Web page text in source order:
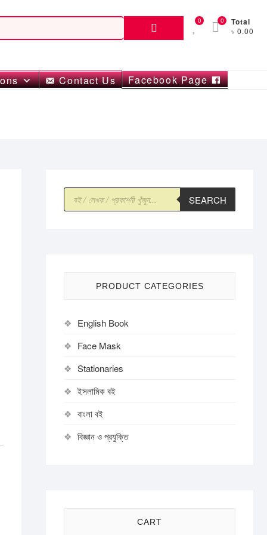
Search
0 Total
৳ 0.00
0
Contact Us Facebook Page
Products
search SEARCH
PRODUCT CATEGORIES
English Book
Face Mask
Stationaries
ইসলামিক বই
বাংলা বই
বিজ্ঞান ও প্রযুক্তি
CART